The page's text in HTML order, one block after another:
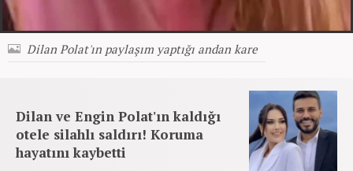
Dilan Polat'ın paylaşım yaptığı andan kare
Dilan ve Engin Polat'ın kaldığı
otele silahlı saldırı! Koruma
hayatını kaybetti